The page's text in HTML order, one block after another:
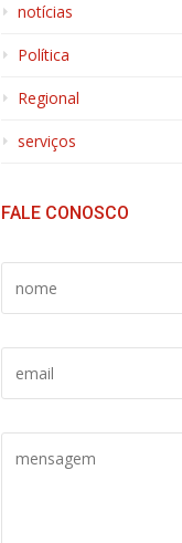
notícias
Política
Regional
serviços
FALE CONOSCO
U
N
*
U
E